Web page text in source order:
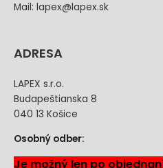
Mail: lapex@lapex.sk
ADRESA
LAPEX s.r.o.
Budapeštianska 8
040 13 Košice
Osobný odber:
Je možný len po